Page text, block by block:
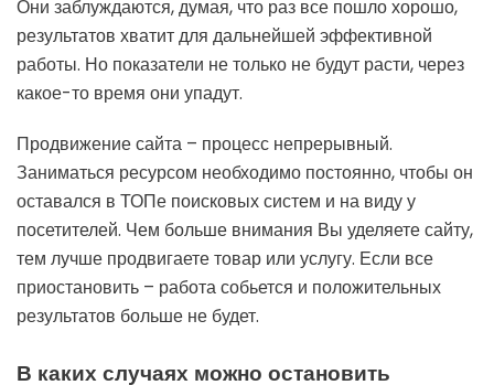
Они заблуждаются, думая, что раз все пошло хорошо,
результатов хватит для дальнейшей эффективной
работы. Но показатели не только не будут расти, через
какое-то время они упадут.
Продвижение сайта – процесс непрерывный.
Заниматься ресурсом необходимо постоянно, чтобы он
оставался в ТОПе поисковых систем и на виду у
посетителей. Чем больше внимания Вы уделяете сайту,
тем лучше продвигаете товар или услугу. Если все
приостановить – работа собьется и положительных
результатов больше не будет.
В каких случаях можно остановить